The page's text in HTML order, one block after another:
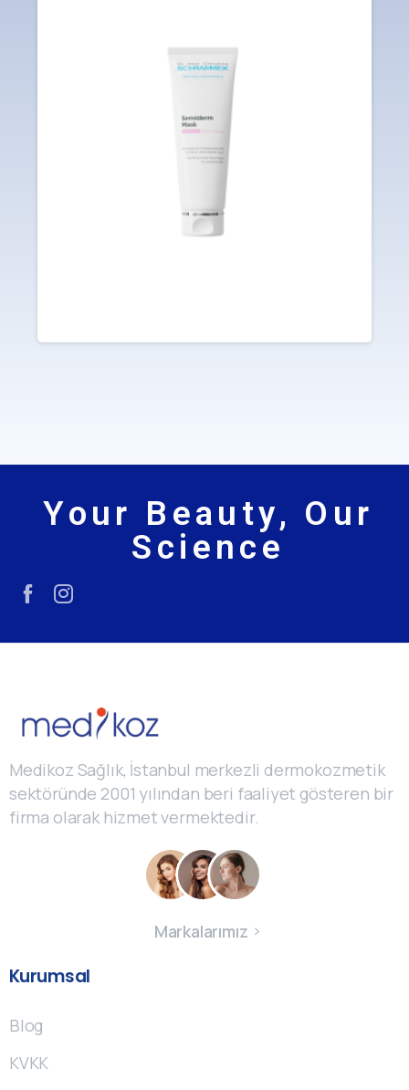
Your Beauty, Our
Science
Medikoz Sağlık, İstanbul merkezli dermokozmetik
sektöründe 2001 yılından beri faaliyet gösteren bir
firma olarak hizmet vermektedir.
Markalarımız
Kurumsal
Blog
KVKK